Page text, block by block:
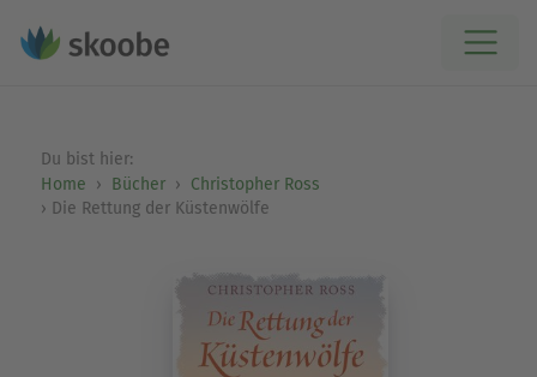
Du bist hier:
Home
Bücher
Christopher Ross
Die Rettung der Küstenwölfe